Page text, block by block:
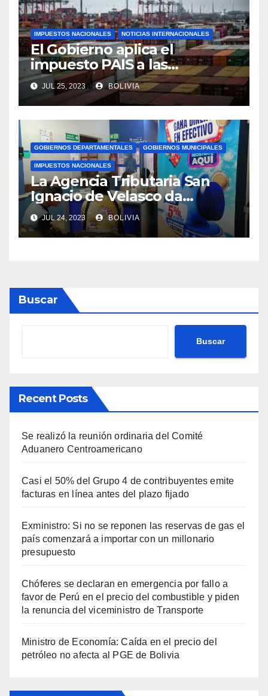
IMPUESTOS NACIONALES NOTICIAS INTERNACIONALES
El Gobierno aplica el
impuesto PAIS a las
importaciones de algunos
bienes y servicios
JUL 25, 2023 BOLIVIA
GOBIERNOS DEPARTAMENTALES GOBIERNOS MUNICIPALES
IMPUESTOS NACIONALES
La Agencia Tributaria San
Ignacio de Velasco da
asistencia tributaria a
municipios aledaño
JUL 24, 2023 BOLIVIA
Buscar
Buscar
Recent Posts
Se realizó la reunión ordinaria del Comité
Aduanero Centroamericano
Casi el 50% del Grupo 4 de contribuyentes emite
facturas en línea antes del plazo fijado
Exministro: Si no se reponen las reservas de gas el
país comenzará a importar con un millonario
presupuesto
Chóferes se declaran en emergencia por fallo a
favor de Perú en el precio del combustible y piden
la renuncia del viceministro de Transporte
Ministro de Economía: Caída en el precio del
petróleo no afecta al PGE de Bolivia